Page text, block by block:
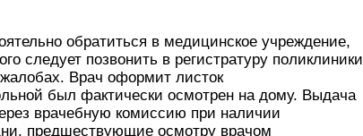
обратиться в медицинское учреждение,
следует позвонить в регистратуру поликлиники
Врач оформит листок
был фактически осмотрен на дому. Выдача
врачебную комиссию при наличии
предшествующие осмотру врачом